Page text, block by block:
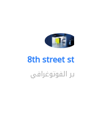
8th street studios
التصوير الفوتوغرافي